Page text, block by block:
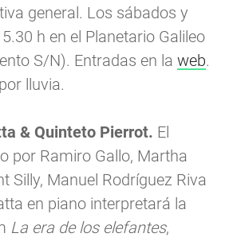
general. Los sábados y
h en el Planetario Galileo
S/N). Entradas en la web.
lluvia.
& Quinteto Pierrot. El
por Ramiro Gallo, Martha
Silly, Manuel Rodríguez Riva
en piano interpretará la
La era de los elefantes,